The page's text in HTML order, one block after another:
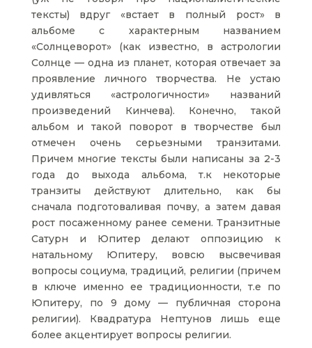
тексты) вдруг «встает в полный рост» в
альбоме с характерным названием
«Солнцеворот» (как известно, в астрологии
Солнце — одна из планет, которая отвечает за
проявление личного творчества. Не устаю
удивляться «астрологичности» названий
произведений Кинчева). Конечно, такой
альбом и такой поворот в творчестве был
отмечен очень серьезными транзитами.
Причем многие тексты были написаны за 2-3
года до выхода альбома, т.к некоторые
транзиты действуют длительно, как бы
сначала подготоваливая почву, а затем давая
рост посаженному ранее семени. Транзитные
Сатурн и Юпитер делают оппозицию к
натальному Юпитеру, вовсю высвечивая
вопросы социума, традиций, религии (причем
в ключе именно ее традиционности, т.е по
Юпитеру, по 9 дому — публичная сторона
религии). Квадратура Нептунов лишь еще
более акцентирует вопросы религии.